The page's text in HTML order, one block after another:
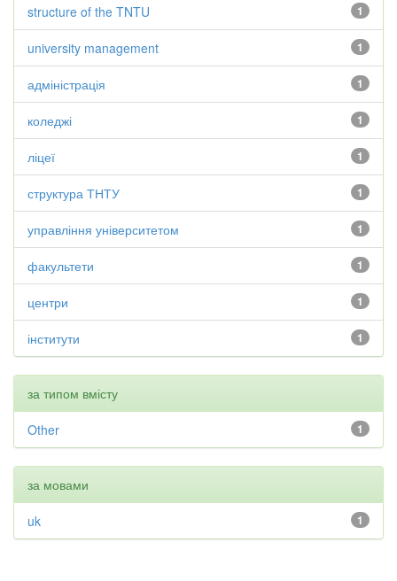
1
structure of the TNTU
1
university management
1
адміністрація
1
коледжі
1
ліцеї
1
структура ТНТУ
1
управління університетом
1
факультети
1
центри
1
інститути
за типом вмісту
1
Other
за мовами
1
uk